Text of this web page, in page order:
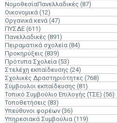
ΝομοθεσίαΠανελλαδικές (87)
Οικονομικά (12)
Οργανικά κενά (47)
ΠΥΣΔΕ (611)
Πανελλαδικές (891)
Πειραματικά σχολεία (84)
Προκηρύξεις (839)
Πρότυπα Σχολεία (53)
Στελέχη εκπαίδευσης (24)
Σχολικές Δραστηριότητες (768)
Σύμβουλοι εκπαίδευσης (81)
Τοπικό Συμβούλιο Επιλογής (ΤΣΕ) (56)
Τοποθετήσεις (83)
Υπεύθυνοι φορέων (36)
Υπηρεσιακά Συμβούλια (119)